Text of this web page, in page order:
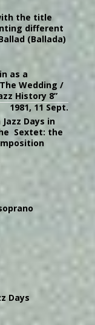
the title
different
(Ballada)
as a
Wedding /
History 8”
1981, 11 Sept.
Days in
Sextet: the
Days